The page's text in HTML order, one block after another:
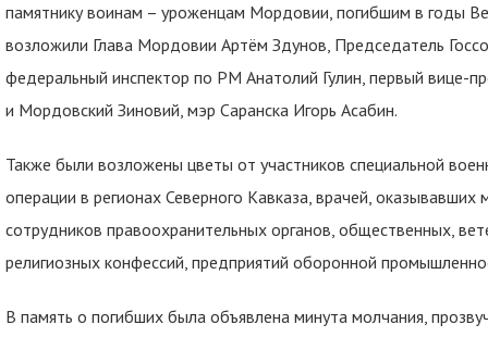
памятнику воинам – уроженцам Мордовии, погибшим в годы
возложили Глава Мордовии Артём Здунов, Председатель
федеральный инспектор по РМ Анатолий Гулин, первый вице-
и Мордовский Зиновий, мэр Саранска Игорь Асабин.
Также были возложены цветы от участников специальной
операции в регионах Северного Кавказа, врачей,
сотрудников правоохранительных органов, общественных,
религиозных конфессий, предприятий оборонной
В память о погибших была объявлена минута молчания,